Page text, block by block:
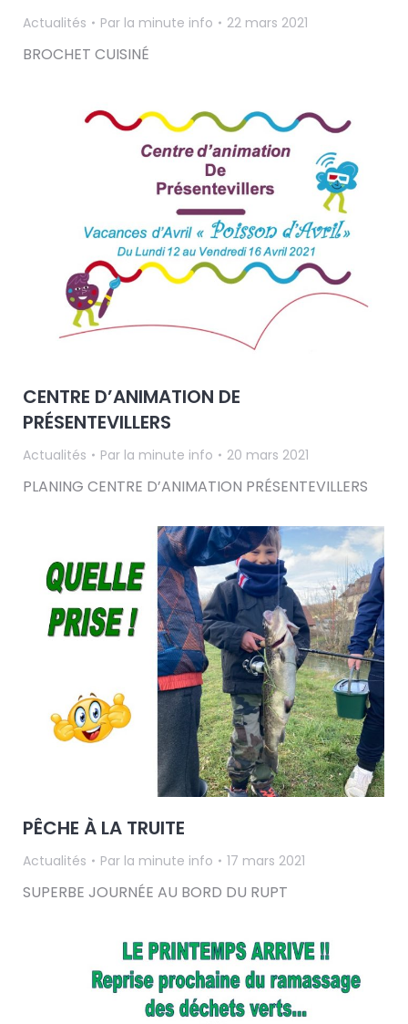
Actualités Par la minute info 22 mars 2021
BROCHET CUISINÉ
CENTRE D’ANIMATION DE
PRÉSENTEVILLERS
Actualités Par la minute info 20 mars 2021
PLANING CENTRE D’ANIMATION PRÉSENTEVILLERS
PÊCHE À LA TRUITE
Actualités Par la minute info 17 mars 2021
SUPERBE JOURNÉE AU BORD DU RUPT